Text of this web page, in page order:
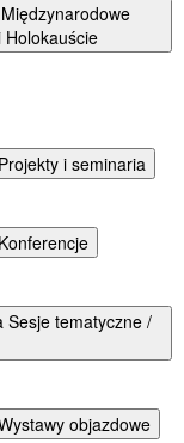
Holokauście
i seminaria
Sesje tematyczne /
objazdowe